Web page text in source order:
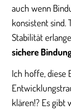
auch wenn
konsistent sind.
Stabilität
sichere
Ich hoffe, diese
klären!? Es gibt